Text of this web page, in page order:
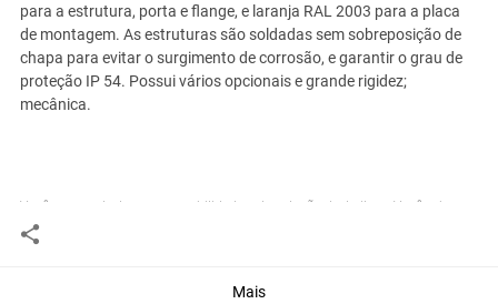
para a estrutura, porta e flange, e laranja RAL 2003 para a placa
de montagem. As estruturas são soldadas sem sobreposição de
chapa para evitar o surgimento de corrosão, e garantir o grau de
proteção IP 54. Possui vários opcionais e grande rigidez;
mecânica.
Você assume toda a responsabilidade pela cotação deste item. Você acha que
este anúncio é contra a política de Agroads?
Mais